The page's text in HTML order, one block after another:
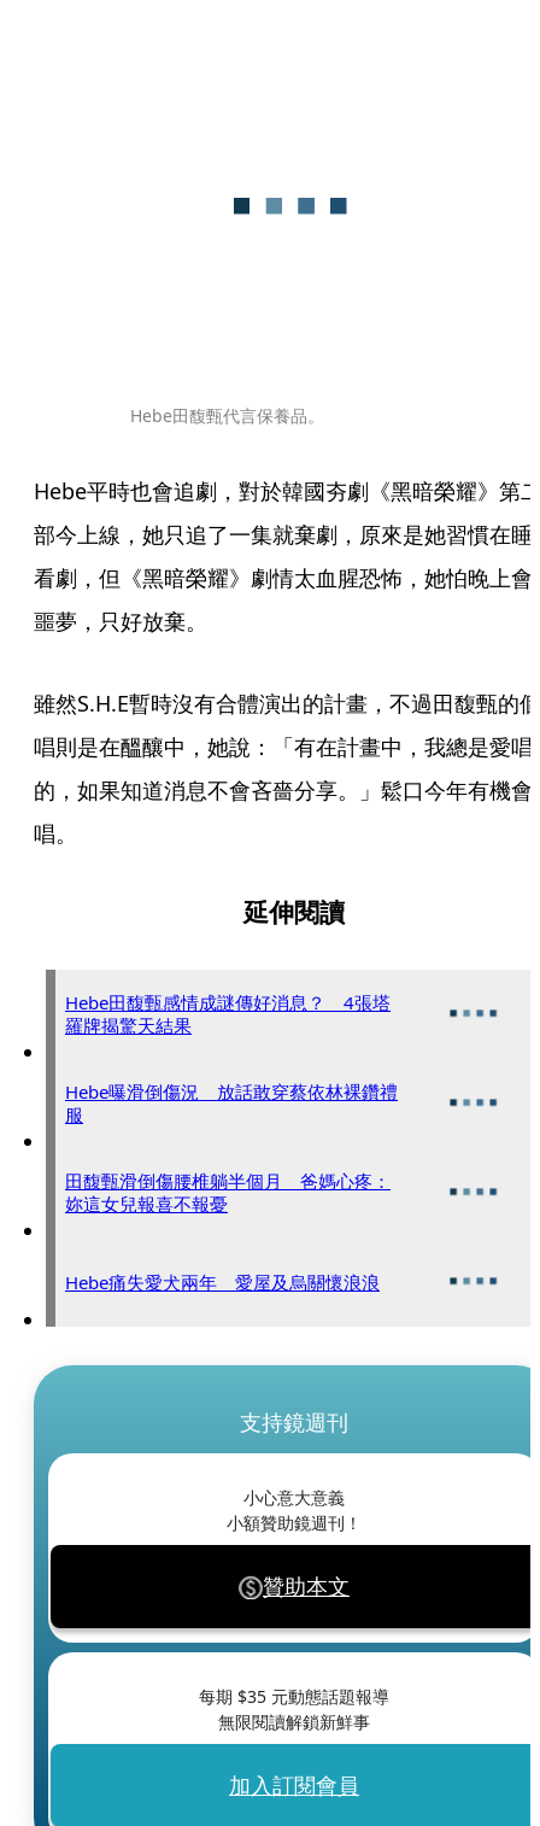
Hebe田馥甄代言保養品。
Hebe平時也會追劇，對於韓國夯劇《黑暗榮耀》第
部今上線，她只追了一集就棄劇，原來是她習慣在睡
看劇，但《黑暗榮耀》劇情太血腥恐怖，她怕晚上會
噩夢，只好放棄。
雖然S.H.E暫時沒有合體演出的計畫，不過田馥甄的個
唱則是在醞釀中，她說：「有在計畫中，我總是愛唱
的，如果知道消息不會吝嗇分享。」鬆口今年有機會
唱。
延伸閱讀
Hebe田馥甄感情成謎傳好消息？ 4張塔
羅牌揭驚天結果
Hebe曝滑倒傷況 放話敢穿蔡依林裸鑽禮
服
田馥甄滑倒傷腰椎躺半個月 爸媽心疼：
妳這女兒報喜不報憂
Hebe痛失愛犬兩年 愛屋及烏關懷浪浪
支持鏡週刊
小心意大意義
小額贊助鏡週刊！
贊助本文
每期 $35 元動態話題報導
無限閱讀解鎖新鮮事
加入訂閱會員